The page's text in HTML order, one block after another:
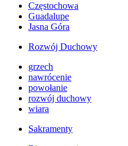
Częstochowa
Guadalupe
Jasna Góra
Rozwój Duchowy
grzech
nawrócenie
powołanie
rozwój duchowy
wiara
Sakramenty